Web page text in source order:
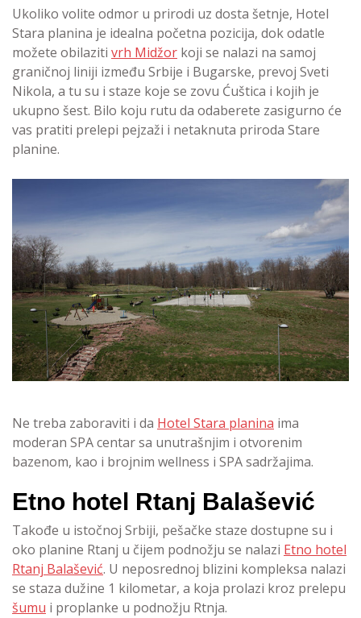
Ukoliko volite odmor u prirodi uz dosta šetnje, Hotel
Stara planina je idealna početna pozicija, dok odatle
možete obilaziti vrh Midžor koji se nalazi na samoj
graničnoj liniji između Srbije i Bugarske, prevoj Sveti
Nikola, a tu su i staze koje se zovu Ćuštica i kojih je
ukupno šest. Bilo koju rutu da odaberete zasigurno će
vas pratiti prelepi pejzaži i netaknuta priroda Stare
planine.
Ne treba zaboraviti i da Hotel Stara planina ima
moderan SPA centar sa unutrašnjim i otvorenim
bazenom, kao i brojnim wellness i SPA sadržajima.
Etno hotel Rtanj Balašević
Takođe u istočnoj Srbiji, pešačke staze dostupne su i
oko planine Rtanj u čijem podnožju se nalazi Etno hotel
Rtanj Balašević. U neposrednoj blizini kompleksa nalazi
se staza dužine 1 kilometar, a koja prolazi kroz prelepu
šumu i proplanke u podnožju Rtnja.